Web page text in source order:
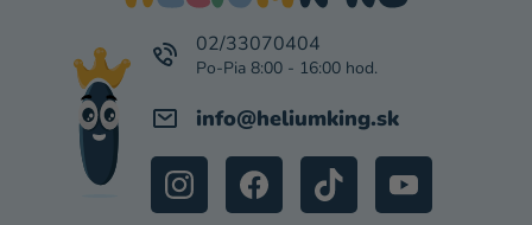
info@heliumking.sk
02/33070404